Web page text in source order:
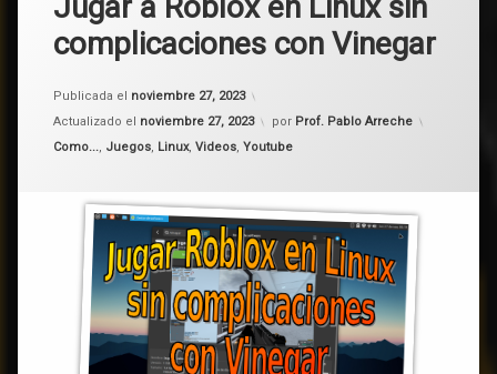
complicaciones con Vinegar
Publicada el noviembre 27, 2023
Actualizado el noviembre 27, 2023 por Prof. Pablo Arreche
Categorías:
Como..., Juegos, Linux, Videos, Youtube